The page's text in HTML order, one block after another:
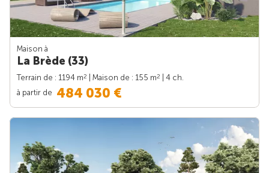
Maison à
La Brède (33)
Terrain de : 1194 m2 | Maison de : 155 m2
| 4 ch.
à partir de 484 030 €